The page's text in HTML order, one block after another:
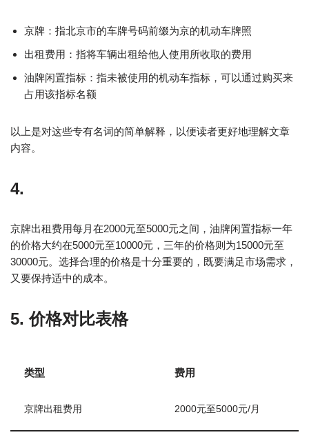
京牌：指北京市的车牌号码前缀为京的机动车牌照
出租费用：指将车辆出租给他人使用所收取的费用
油牌闲置指标：指未被使用的机动车指标，可以通过购买来
占用该指标名额
以上是对这些专有名词的简单解释，以便读者更好地理解文章
内容。
4.
京牌出租费用每月在2000元至5000元之间，油牌闲置指标一年
的价格大约在5000元至10000元，三年的价格则为15000元至
30000元。选择合理的价格是十分重要的，既要满足市场需求，
又要保持适中的成本。
5. 价格对比表格
类型 费用
京牌出租费用 2000元至5000元/月